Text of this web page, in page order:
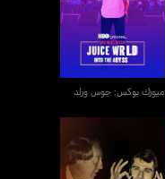
ميوزك بوكس: جوس ورلد